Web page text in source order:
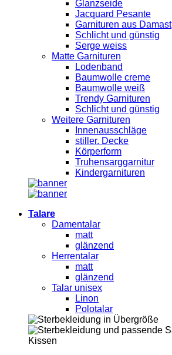
Glanzseide
Jacquard Pesante
Garnituren aus Damast
Schlicht und günstig
Serge weiss
Matte Garnituren
Lodenband
Baumwolle creme
Baumwolle weiß
Trendy Garnituren
Schlicht und günstig
Weitere Garnituren
Innenausschläge
stiller. Decke
Körperform
Truhensarggarnitur
Kindergarnituren
Talare
Damentalar
matt
glänzend
Herrentalar
matt
glänzend
Talar unisex
Linon
Polotalar